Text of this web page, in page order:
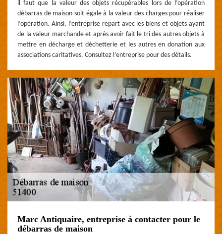
il faut que la valeur des objets récupérables lors de l’opération
débarras de maison soit égale à la valeur des charges pour réaliser
l’opération. Ainsi, l’entreprise repart avec les biens et objets ayant
de la valeur marchande et après avoir fait le tri des autres objets à
mettre en décharge et déchetterie et les autres en donation aux
associations caritatives. Consultez l’entreprise pour des détails.
Marc Antiquaire, entreprise à contacter pour le
débarras de maison